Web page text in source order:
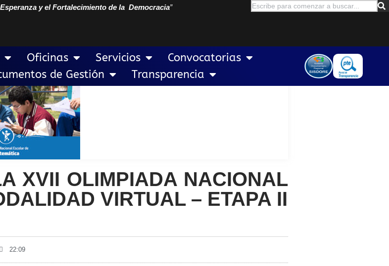
y el Fortalecimiento de la Democracia”
Oficinas Servicios
Convocatorias
de Gestión
Transparencia
XVII OLIMPIADA NACIONAL
VIRTUAL – ETAPA II
22:09